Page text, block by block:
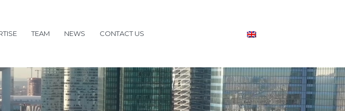
TEAM NEWS CONTACT US